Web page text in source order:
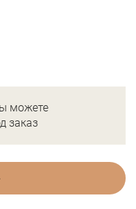
можете
заказ